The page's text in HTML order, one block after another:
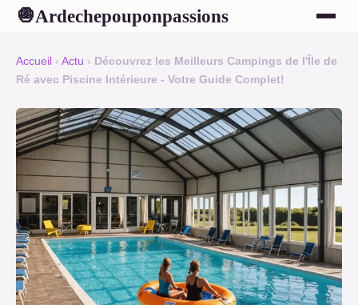
🧅Ardechepouponpassions
Accueil › Actu › Découvrez les Meilleurs Campings de l'Île de
Ré avec Piscine Intérieure - Votre Guide Complet!